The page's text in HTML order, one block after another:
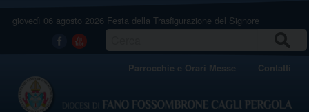
giovedì 06 agosto 2026 Festa della Trasfigurazione del Signore
Facebook
Youtube
Parrocchie e Orari Messe Contatti